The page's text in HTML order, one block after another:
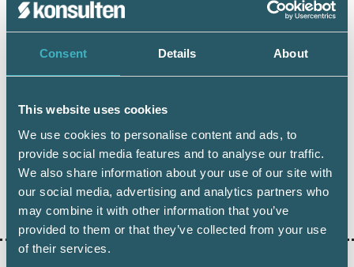
Consent Details About
This website uses cookies
We use cookies to personalise content and ads, to
provide social media features and to analyse our traffic.
We also share information about your use of our site with
our social media, advertising and analytics partners who
may combine it with other information that you’ve
provided to them or that they’ve collected from your use
of their services.
Dela:
AUKTORISATION
AUKTORISERAD REDOVISNINGSKONSULT